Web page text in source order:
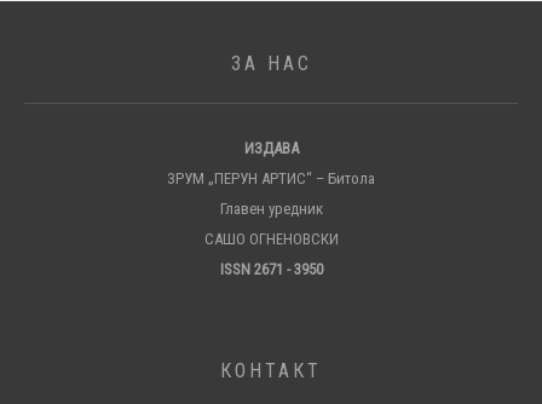
ЗА НАС
ИЗДАВА
ЗРУМ „ПЕРУН АРТИС“ – Битола
Главен уредник
САШО ОГНЕНОВСКИ
ISSN 2671 - 3950
КОНТАКТ